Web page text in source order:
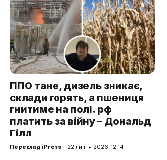
ППО тане, дизель зникає,
склади горять, а пшениця
гнитиме на полі. рф
платить за війну – Дональд
Гілл
Переклад iPress – 22 липня 2026, 12:14